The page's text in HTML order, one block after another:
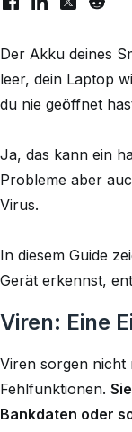
Der Akku deines
leer, dein Laptop
du nie geöffnet
Ja, das kannein
Probleme aber
Virus.
In diesem Guide
Gerät erkennst,
Viren: Eine
Viren sorgen nicht
Fehlfunktionen.
Bankdaten oder